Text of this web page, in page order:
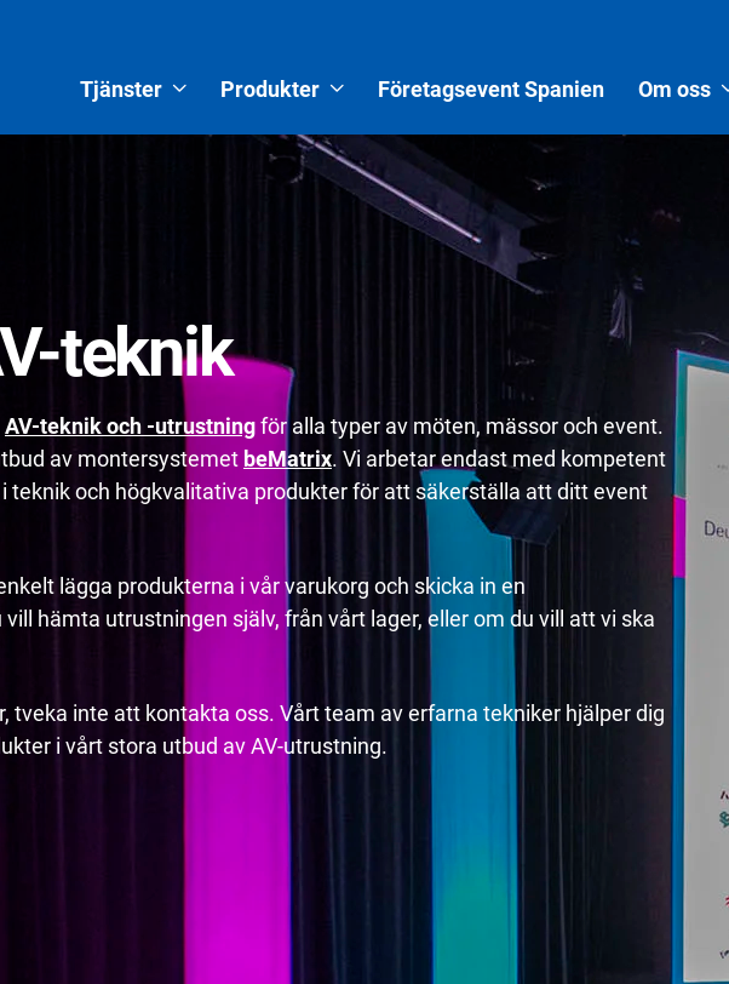
Tjänster Produkter Företagsevent Spanien Om oss
teknik
AV-teknik och -utrustningför alla typer av möten, mässor och event.
av montersystemet beMatrix. Vi arbetar endast med kompetent
teknik och högkvalitativa produkter för att säkerställa att ditt event
lägga produkterna i vår varukorg och skicka in en
hämta utrustningen själv, från vårt lager, eller om du vill att vi ska
tveka inte att kontakta oss. Vårt team av erfarna tekniker hjälper dig
i vårt stora utbud av AV-utrustning.